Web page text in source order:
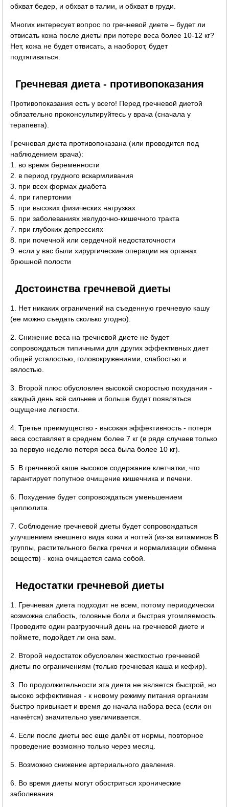
обхват бедер, и обхват в талии, и обхват в груди.
Многих интересует вопрос по гречневой диете – будет ли
отвисать кожа после диеты при потере веса более 10-12 кг?
Нет, кожа не будет отвисать, а наоборот, будет
подтягиваться.
Гречневая диета - противопоказания
Противопоказания есть у всего! Перед гречневой диетой
обязательно проконсультируйтесь у врача (сначала у
терапевта).
Гречневая диета противопоказана (или проводится под
наблюдением врача):
1. во время беременности
2. в период грудного вскармливания
3. при всех формах диабета
4. при гипертонии
5. при высоких физических нагрузках
6. при заболеваниях желудочно-кишечного тракта
7. при глубоких депрессиях
8. при почечной или сердечной недостаточности
9. если у вас были хирургические операции на органах
брюшной полости
Достоинства гречневой диеты
1. Нет никаких ограничений на съеденную гречневую кашу
(ее можно съедать сколько угодно).
2. Снижение веса на гречневой диете не будет
сопровождаться типичными для других эффективных диет
общей усталостью, головокружениями, слабостью и
вялостью.
3. Второй плюс обусловлен высокой скоростью похудания -
каждый день всё сильнее и больше будет появляться
ощущение легкости.
4. Третье преимущество - высокая эффективность - потеря
веса составляет в среднем более 7 кг (в ряде случаев только
за первую неделю потеря веса была более 10 кг).
5. В гречневой каше высокое содержание клетчатки, что
гарантирует попутное очищение кишечника и печени.
6. Похудение будет сопровождаться уменьшением
целлюлита.
7. Соблюдение гречневой диеты будет сопровождаться
улучшением внешнего вида кожи и ногтей (из-за витаминов B
группы, растительного белка гречки и нормализации обмена
веществ) - кожа очищается сама собой.
Недостатки гречневой диеты
1. Гречневая диета подходит не всем, потому периодически
возможна слабость, головные боли и быстрая утомляемость.
Проведите один разгрузочный день на гречневой диете и
поймете, подойдет ли она вам.
2. Второй недостаток обусловлен жесткостью гречневой
диеты по ограничениям (только гречневая каша и кефир).
3. По продолжительности эта диета не является быстрой, но
высоко эффективная - к новому режиму питания организм
быстро привыкает и время до начала набора веса (если он
начнётся) значительно увеличивается.
4. Если после диеты вес еще далёк от нормы, повторное
проведение возможно только через месяц.
5. Возможно снижение артериального давления.
6. Во время диеты могут обостриться хронические
заболевания.